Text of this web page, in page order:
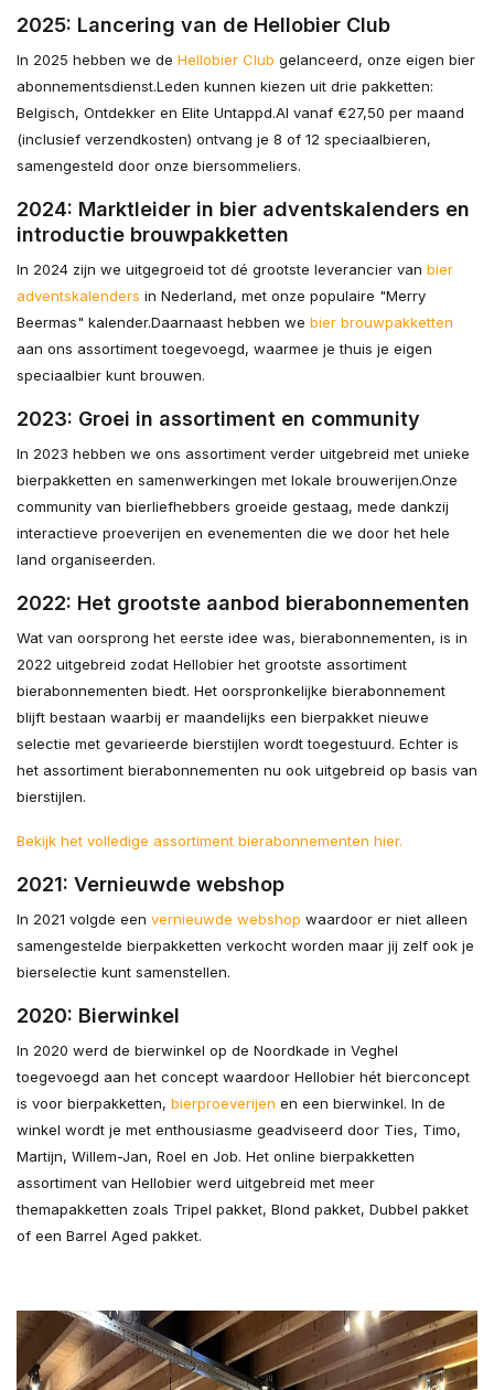
2025: Lancering van de Hellobier Club
In 2025 hebben we de Hellobier Club gelanceerd, onze eigen bier
abonnementsdienst.Leden kunnen kiezen uit drie pakketten:
Belgisch, Ontdekker en Elite Untappd.Al vanaf €27,50 per maand
(inclusief verzendkosten) ontvang je 8 of 12 speciaalbieren,
samengesteld door onze biersommeliers.
2024: Marktleider in bier adventskalenders en
introductie brouwpakketten
In 2024 zijn we uitgegroeid tot dé grootste leverancier van bier
adventskalenders in Nederland, met onze populaire "Merry
Beermas" kalender.Daarnaast hebben we bier brouwpakketten
aan ons assortiment toegevoegd, waarmee je thuis je eigen
speciaalbier kunt brouwen.
2023: Groei in assortiment en community
In 2023 hebben we ons assortiment verder uitgebreid met unieke
bierpakketten en samenwerkingen met lokale brouwerijen.Onze
community van bierliefhebbers groeide gestaag, mede dankzij
interactieve proeverijen en evenementen die we door het hele
land organiseerden.
2022: Het grootste aanbod bierabonnementen
Wat van oorsprong het eerste idee was, bierabonnementen, is in
2022 uitgebreid zodat Hellobier het grootste assortiment
bierabonnementen biedt. Het oorspronkelijke bierabonnement
blijft bestaan waarbij er maandelijks een bierpakket nieuwe
selectie met gevarieerde bierstijlen wordt toegestuurd. Echter is
het assortiment bierabonnementen nu ook uitgebreid op basis van
bierstijlen.
Bekijk het volledige assortiment bierabonnementen hier.
2021: Vernieuwde webshop
In 2021 volgde een vernieuwde webshop waardoor er niet alleen
samengestelde bierpakketten verkocht worden maar jij zelf ook je
bierselectie kunt samenstellen.
2020: Bierwinkel
In 2020 werd de bierwinkel op de Noordkade in Veghel
toegevoegd aan het concept waardoor Hellobier hét bierconcept
is voor bierpakketten, bierproeverijen en een bierwinkel. In de
winkel wordt je met enthousiasme geadviseerd door Ties, Timo,
Martijn, Willem-Jan, Roel en Job. Het online bierpakketten
assortiment van Hellobier werd uitgebreid met meer
themapakketten zoals Tripel pakket, Blond pakket, Dubbel pakket
of een Barrel Aged pakket.